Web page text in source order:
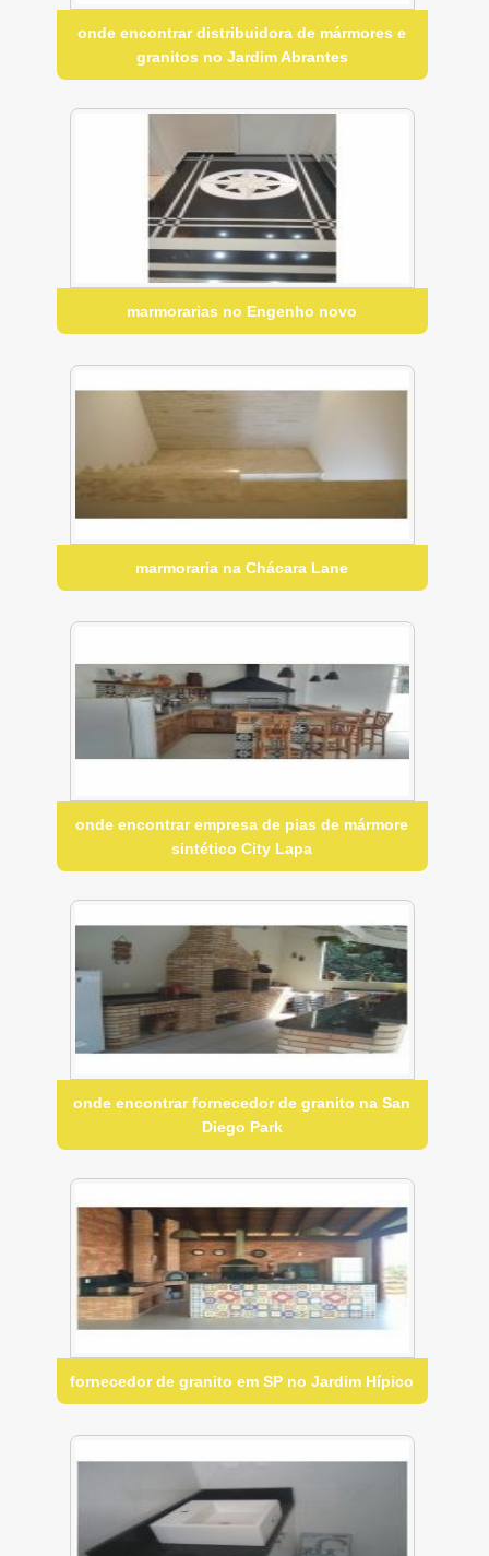
onde encontrar distribuidora de mármores e
granitos no Jardim Abrantes
marmorarias no Engenho novo
marmoraria na Chácara Lane
onde encontrar empresa de pias de mármore
sintético City Lapa
onde encontrar fornecedor de granito na San
Diego Park
fornecedor de granito em SP no Jardim Hípico